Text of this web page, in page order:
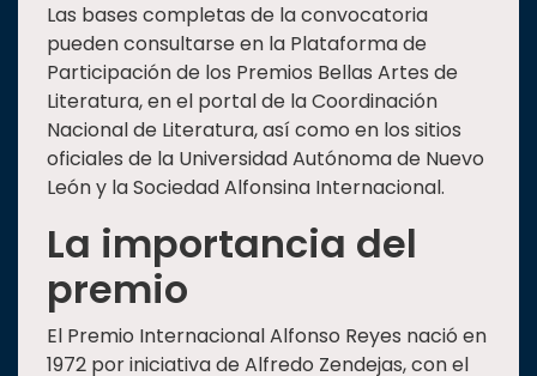
Las bases completas de la convocatoria
pueden consultarse en la Plataforma de
Participación de los Premios Bellas Artes de
Literatura, en el portal de la Coordinación
Nacional de Literatura, así como en los sitios
oficiales de la Universidad Autónoma de Nuevo
León y la Sociedad Alfonsina Internacional.
La importancia del
premio
El Premio Internacional Alfonso Reyes nació en
1972 por iniciativa de Alfredo Zendejas, con el